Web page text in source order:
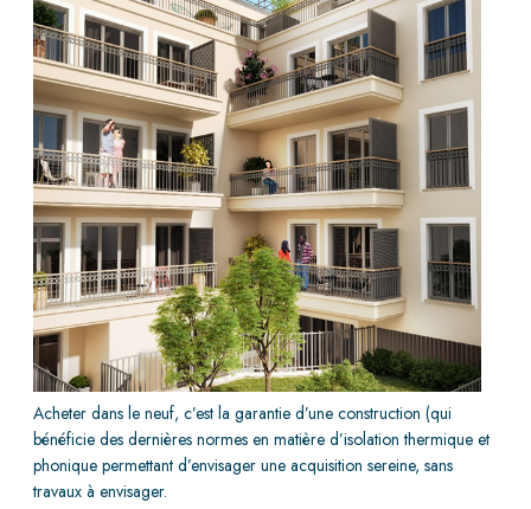
Acheter dans le neuf, c’est la garantie d’une construction (qui
bénéficie des dernières normes en matière d’isolation thermique et
phonique permettant d’envisager une acquisition sereine, sans
travaux à envisager.